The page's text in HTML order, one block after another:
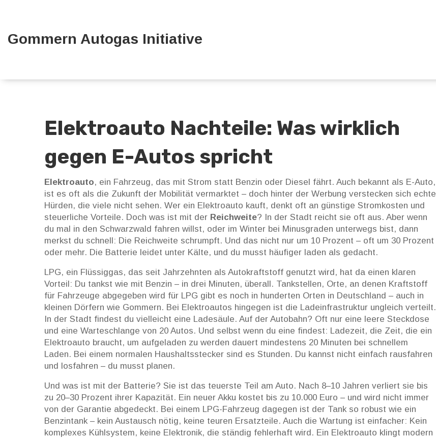
Gommern Autogas Initiative
Elektroauto Nachteile: Was wirklich
gegen E-Autos spricht
Elektroauto, ein Fahrzeug, das mit Strom statt Benzin oder Diesel fährt. Auch bekannt als E-Auto,
ist es oft als die Zukunft der Mobilität vermarktet – doch hinter der Werbung verstecken sich echte
Hürden, die viele nicht sehen. Wer ein Elektroauto kauft, denkt oft an günstige Stromkosten und
steuerliche Vorteile. Doch was ist mit der Reichweite? In der Stadt reicht sie oft aus. Aber wenn
du mal in den Schwarzwald fahren willst, oder im Winter bei Minusgraden unterwegs bist, dann
merkst du schnell: Die Reichweite schrumpft. Und das nicht nur um 10 Prozent – oft um 30 Prozent
oder mehr. Die Batterie leidet unter Kälte, und du musst häufiger laden als gedacht.
LPG, ein Flüssiggas, das seit Jahrzehnten als Autokraftstoff genutzt wird, hat da einen klaren
Vorteil: Du tankst wie mit Benzin – in drei Minuten, überall. Tankstellen, Orte, an denen Kraftstoff
für Fahrzeuge abgegeben wird für LPG gibt es noch in hunderten Orten in Deutschland – auch in
kleinen Dörfern wie Gommern. Bei Elektroautos hingegen ist die Ladeinfrastruktur ungleich verteilt.
In der Stadt findest du vielleicht eine Ladesäule. Auf der Autobahn? Oft nur eine leere Steckdose
und eine Warteschlange von 20 Autos. Und selbst wenn du eine findest: Ladezeit, die Zeit, die ein
Elektroauto braucht, um aufgeladen zu werden dauert mindestens 20 Minuten bei schnellem
Laden. Bei einem normalen Haushaltsstecker sind es Stunden. Du kannst nicht einfach rausfahren
und losfahren – du musst planen.
Und was ist mit der Batterie? Sie ist das teuerste Teil am Auto. Nach 8–10 Jahren verliert sie bis
zu 20–30 Prozent ihrer Kapazität. Ein neuer Akku kostet bis zu 10.000 Euro – und wird nicht immer
von der Garantie abgedeckt. Bei einem LPG-Fahrzeug dagegen ist der Tank so robust wie ein
Benzintank – kein Austausch nötig, keine teuren Ersatzteile. Auch die Wartung ist einfacher: Kein
komplexes Kühlsystem, keine Elektronik, die ständig fehlerhaft wird. Ein Elektroauto klingt modern